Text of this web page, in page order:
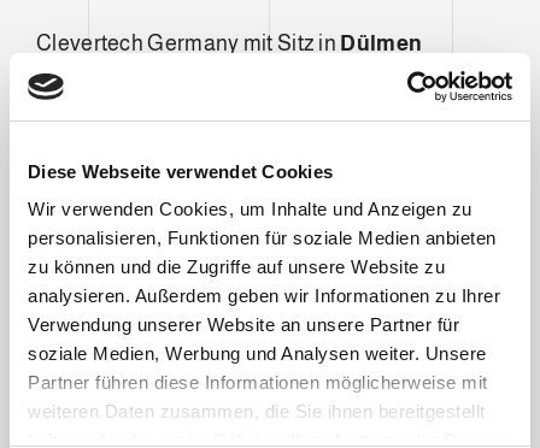
Diese Webseite verwendet Cookies
Wir verwenden Cookies, um Inhalte und Anzeigen zu
personalisieren, Funktionen für soziale Medien anbieten
zu können und die Zugriffe auf unsere Website zu
analysieren. Außerdem geben wir Informationen zu Ihrer
Verwendung unserer Website an unsere Partner für
soziale Medien, Werbung und Analysen weiter. Unsere
Partner führen diese Informationen möglicherweise mit
weiteren Daten zusammen, die Sie ihnen bereitgestellt
Clevertech Germany mit Sitz in Dülmen
(Nordrhein Westfalen) wurde gegründet, um die
Präsenz der Gruppe in den
DACH-Märkten
konsolidieren.
Die Qualität der Kommunikation, die
Professionalität und das technische Wissen
bilden einen Teil des Hintergrunds von
Clevertech Germany und werden dazu
beitragen, eine
noch bessere Kommunikation
so einfach wie möglichzu gestalten. Dabei
können Sie sich auf ein Team verlassen, das